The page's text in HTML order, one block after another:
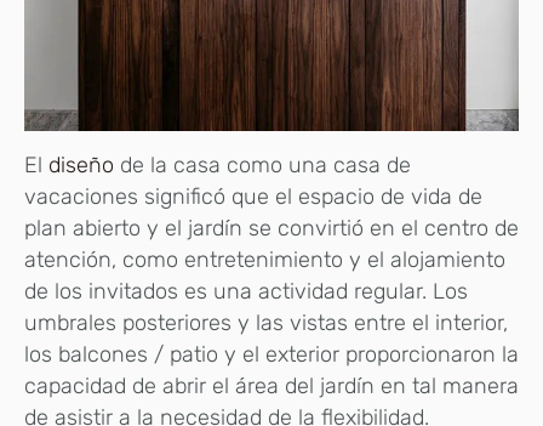
El diseño de la casa como una casa de
vacaciones significó que el espacio de vida de
plan abierto y el jardín se convirtió en el centro de
atención, como entretenimiento y el alojamiento
de los invitados es una actividad regular. Los
umbrales posteriores y las vistas entre el interior,
los balcones / patio y el exterior proporcionaron la
capacidad de abrir el área del jardín en tal manera
de asistir a la necesidad de la flexibilidad.